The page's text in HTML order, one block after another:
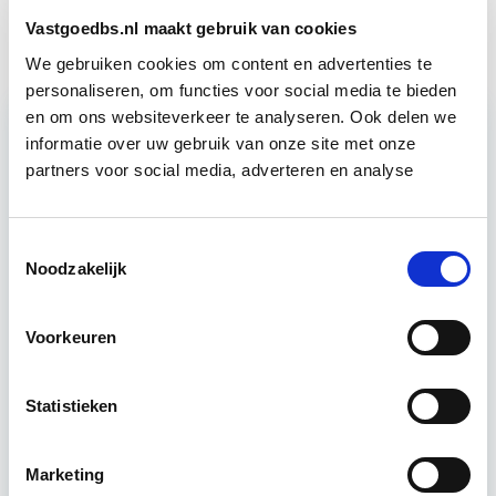
Vastgoedbs.nl maakt gebruik van cookies
We gebruiken cookies om content en advertenties te
personaliseren, om functies voor social media te bieden
en om ons websiteverkeer te analyseren. Ook delen we
informatie over uw gebruik van onze site met onze
partners voor social media, adverteren en analyse
Noodzakelijk
Voorkeuren
Statistieken
Marketing
Relevant bij dit artikel
Business Case voor Vastgoed- &
Projectontwikkeling
Tijdens deze opleiding leer je om integraal
verbeteren. De belangrijkste trends in vastgoed